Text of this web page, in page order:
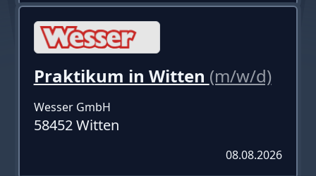
Praktikum in Witten (m/w/d)
Wesser GmbH
58452 Witten
08.08.2026